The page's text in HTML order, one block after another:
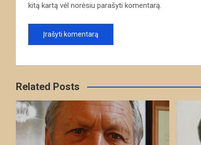
kitą kartą vėl norėsiu parašyti komentarą.
Related Posts